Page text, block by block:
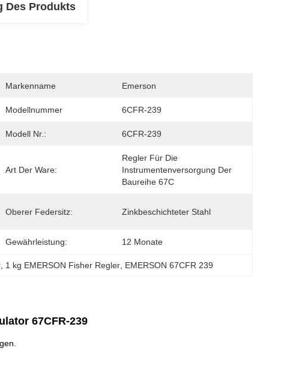
Des Produkts
Markenname Emerson
Modellnummer 6CFR-239
Modell Nr.: 6CFR-239
Art Der Ware:
Regler Für Die
Instrumentenversorgung Der
Baureihe 67C
Oberer Federsitz: Zinkbeschichteter Stahl
Gewährleistung: 12 Monate
1 kg EMERSON Fisher Regler EMERSON 67CFR 239
67CFR-239